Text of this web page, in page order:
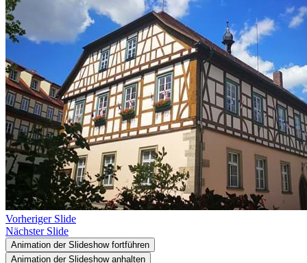
Vorheriger Slide
Nächster Slide
Animation der Slideshow fortführen
Animation der Slideshow anhalten